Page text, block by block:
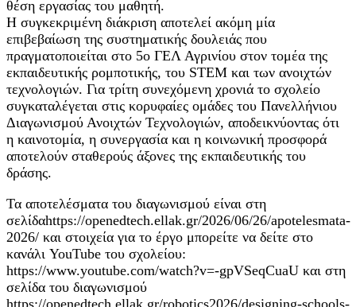
θέση εργασίας του μαθητή.
Η συγκεκριμένη διάκριση αποτελεί ακόμη μία
επιβεβαίωση της συστηματικής δουλειάς που
πραγματοποιείται στο 5ο ΓΕΛ Αγρινίου στον τομέα της
εκπαιδευτικής ρομποτικής, του STEM και των ανοιχτών
τεχνολογιών. Για τρίτη συνεχόμενη χρονιά το σχολείο
συγκαταλέγεται στις κορυφαίες ομάδες του Πανελλήνιου
Διαγωνισμού Ανοιχτών Τεχνολογιών, αποδεικνύοντας ότι
η καινοτομία, η συνεργασία και η κοινωνική προσφορά
αποτελούν σταθερούς άξονες της εκπαιδευτικής του
δράσης.
Τα αποτελέσματα του διαγωνισμού είναι στη
σελίδαhttps://openedtech.ellak.gr/2026/06/26/apotelesmata-
2026/ και στοιχεία για το έργο μπορείτε να δείτε στο
κανάλι YouTube του σχολείου:
https://www.youtube.com/watch?v=-gpVSeqCuaU και στη
σελίδα του διαγωνισμού
https://openedtech.ellak.gr/robotics2026/designing-schools-